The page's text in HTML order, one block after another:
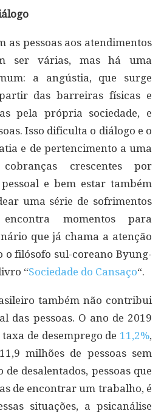
as pessoas aos atendimentos
ser várias, mas há uma
a angústia, que surge
das barreiras físicas e
pela própria sociedade, e
Isso dificulta o diálogo e o
e de pertencimento a uma
crescentes por
e bem estar também
uma série de sofrimentos
momentos para
que já chama a atenção
o filósofo sul-coreano Byung-
“Sociedade do Cansaço“.
também não contribui
das pessoas. O ano de 2019
de desemprego de 11,2%,
milhões de pessoas sem
desalentados, pessoas que
de encontrar um trabalho, é
situações, a psicanálise